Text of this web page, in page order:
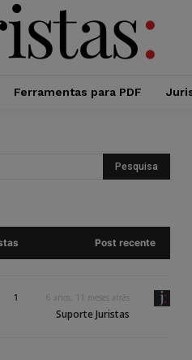
Ferramentas para PDF
Post recente
1 6 anos, 11 meses atrás
Suporte Juristas